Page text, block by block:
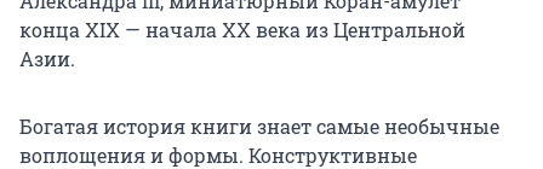
конца XIX — начала XX века из Центральной
Азии.
Богатая история книги знает самые необычные
воплощения и формы. Конструктивные